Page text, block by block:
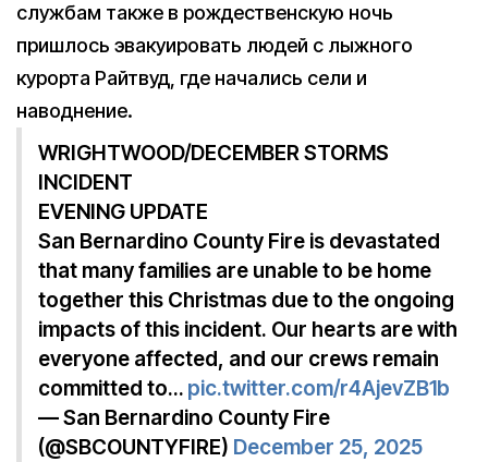
службам также в рождественскую ночь
пришлось эвакуировать людей с лыжного
курорта Райтвуд, где начались сели и
наводнение.
WRIGHTWOOD/DECEMBER STORMS
INCIDENT
EVENING UPDATE
San Bernardino County Fire is devastated
that many families are unable to be home
together this Christmas due to the ongoing
impacts of this incident. Our hearts are with
everyone affected, and our crews remain
committed to… pic.twitter.com/r4AjevZB1b
— San Bernardino County Fire
(@SBCOUNTYFIRE) December 25, 2025